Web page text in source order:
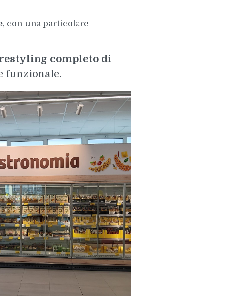
, con una particolare
restyling completo di
funzionale.